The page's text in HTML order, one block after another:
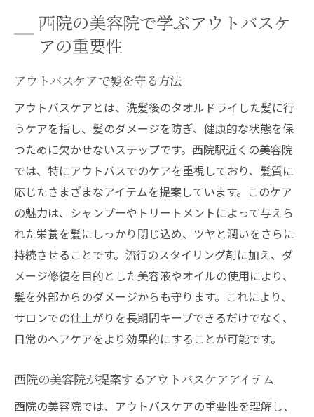
西院の美容院で学ぶアウトバスケ
アの重要性
アウトバスケアで髪を守る方法
アウトバスケアとは、洗髪後のタオルドライした髪に行
うケアを指し、髪のダメージを防ぎ、健康的な状態を保
つために欠かせないステップです。西院駅近くの美容院
では、特にアウトバスでのケアを重視しており、髪質に
応じたさまざまなアイテムを提案しています。このケア
の魅力は、シャンプーやトリートメントによって与えら
れた栄養を髪にしっかり閉じ込め、ツヤと潤いをさらに
持続させることです。流行のスタイリング剤に加え、ダ
メージ修復を目的とした美容液やオイルの使用により、
髪を外部からのダメージからも守ります。これにより、
サロンでの仕上がりを長期間キープできるだけでなく、
日常のヘアケアをより効果的にすることが可能です。
西院の美容院が提案するアウトバスケアアイテム
西院の美容院では、アウトバスケアの重要性を理解し、